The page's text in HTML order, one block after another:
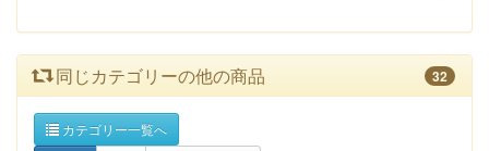
同じカテゴリーの他の商品 32
カテゴリー一覧へ